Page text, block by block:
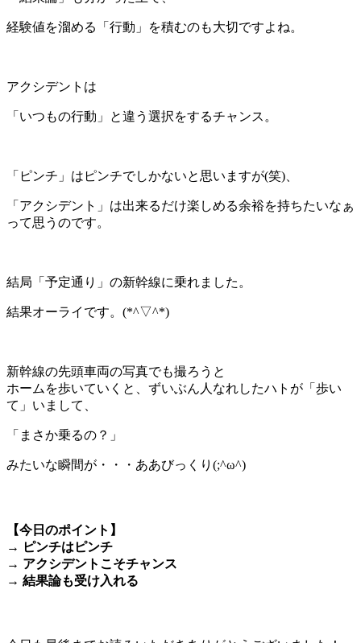
経験値を溜める「行動」を積むのも大切ですよね。
アクシデントは
「いつもの行動」と違う選択をするチャンス。
「ピンチ」はピンチでしかないと思いますが(笑)、
「アクシデント」は出来るだけ楽しめる余裕を持ちたいなぁ
って思うのです。
結局「予定通り」の新幹線に乗れました。
結果オーライです。(*^▽^*)ゞ
新幹線の先頭車両の写真でも撮ろうと
ホームを歩いていくと、ずいぶん人なれしたハトが「歩い
て」いまして、
「まさか乗るの？」
みたいな瞬間が・・・ああびっくり(;^ω^)
【今日のポイント】
→ ピンチはピンチ
→ アクシデントこそチャンス
→ 結果論も受け入れる